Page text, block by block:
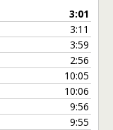
3:01
3:11
3:59
2:56
10:05
10:06
9:56
9:55